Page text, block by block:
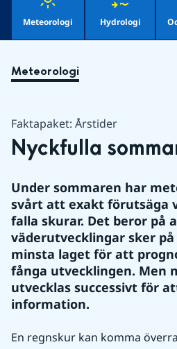
Meteorologi Hydrologi
Meteorologi
Faktapaket: Årstider
Nyckfulla
Under sommaren har
svårt att exakt förutsäga
falla skurar. Det beror på
väderutvecklingar sker
minsta laget för att
fånga utvecklingen. Men
utvecklas successivt för
information.
En regnskur kan komma